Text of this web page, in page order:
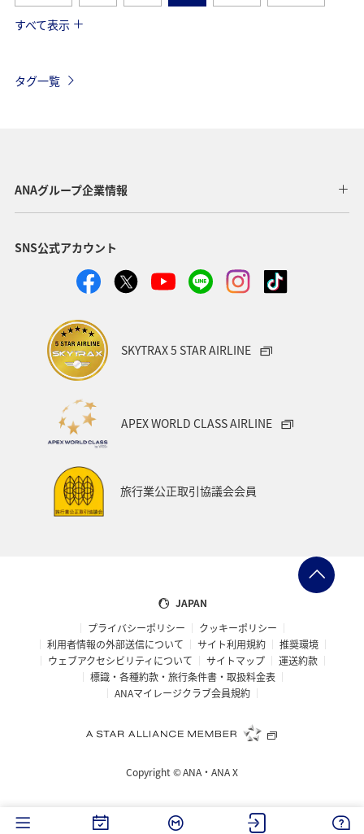
和歌山県
すべて表示
タグ一覧
ANAグループ企業情報
SNS公式アカウント
SKYTRAX 5 STAR AIRLINE
APEX WORLD CLASS AIRLINE
旅行業公正取引協議会会員
JAPAN
プライバシーポリシー
クッキーポリシー
利用者情報の外部送信について
サイト利用規約
推奨環境
ウェブアクセシビリティについて
サイトマップ
運送約款
標識・各種約款・旅行条件書・取扱料金表
ANAマイレージクラブ会員規約
Copyright ©ANA・ANA X